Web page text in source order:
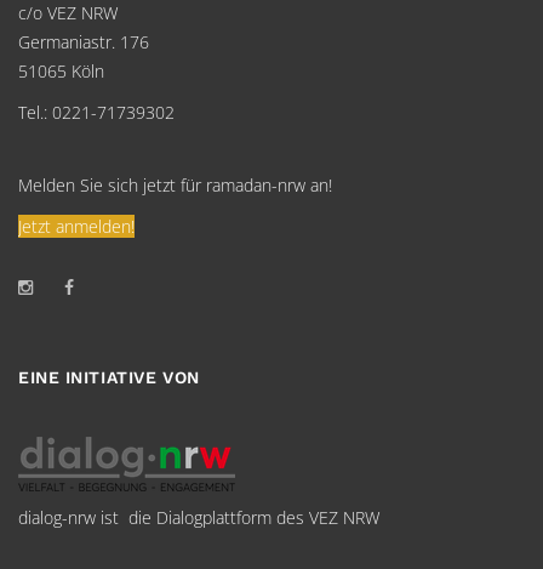
c/o VEZ NRW
Germaniastr. 176
51065 Köln
Tel.: 0221-71739302
Melden Sie sich jetzt für ramadan-nrw an!
Jetzt anmelden!
EINE INITIATIVE VON
dialog-nrw ist die Dialogplattform des VEZ NRW